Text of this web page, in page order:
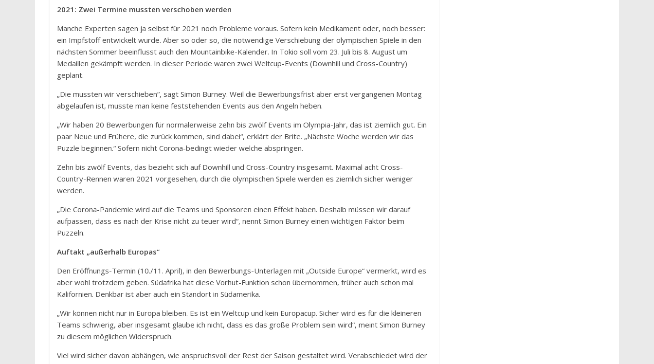
2021: Zwei Termine mussten verschoben werden
Manche Experten sagen ja selbst für 2021 noch Probleme voraus. Sofern kein Medikament oder, noch besser:
ein Impfstoff entwickelt wurde. Aber so oder so, die notwendige Verschiebung der olympischen Spiele in den
nächsten Sommer beeinflusst auch den Mountainbike-Kalender. In Tokio soll vom 23. Juli bis 8. August um
Medaillen gekämpft werden. In dieser Periode waren zwei Weltcup-Events (Downhill und Cross-Country)
geplant.
„Die mussten wir verschieben“, sagt Simon Burney. Weil die Bewerbungsfrist aber erst vergangenen Montag
abgelaufen ist, musste man keine feststehenden Events aus den Angeln heben.
„Wir haben 20 Bewerbungen für normalerweise zehn bis zwölf Events im Olympia-Jahr, das ist ziemlich gut. Ein
paar Neue und Frühere, die zurück kommen, sind dabei“, erklärt der Brite. „Nächste Woche werden wir das
Puzzle beginnen.“ Sofern nicht Corona-bedingt wieder welche abspringen.
Zehn bis zwölf Events, das bezieht sich auf Downhill und Cross-Country insgesamt. Maximal acht Cross-
Country-Rennen waren 2021 vorgesehen, durch die olympischen Spiele werden es ziemlich sicher weniger
werden.
„Die Corona-Pandemie wird auf die Teams und Sponsoren einen Effekt haben. Deshalb müssen wir darauf
aufpassen, dass es nach der Krise nicht zu teuer wird“, nennt Simon Burney einen wichtigen Faktor beim
Puzzeln.
Auftakt „außerhalb Europas“
Den Eröffnungs-Termin (10./11. April), in den Bewerbungs-Unterlagen mit „Outside Europe“ vermerkt, wird es
aber wohl trotzdem geben. Südafrika hat diese Vorhut-Funktion schon übernommen, früher auch schon mal
Kalifornien. Denkbar ist aber auch ein Standort in Südamerika.
„Wir können nicht nur in Europa bleiben. Es ist ein Weltcup und kein Europacup. Sicher wird es für die kleineren
Teams schwierig, aber insgesamt glaube ich nicht, dass es das große Problem sein wird“, meint Simon Burney
zu diesem möglichen Widerspruch.
Viel wird sicher davon abhängen, wie anspruchsvoll der Rest der Saison gestaltet wird. Verabschiedet wird der